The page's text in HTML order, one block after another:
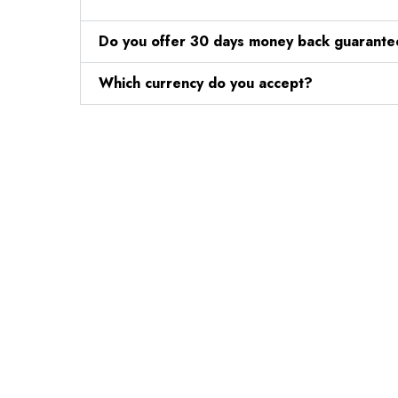
Do you offer 30 days money back
Which currency do you accept?